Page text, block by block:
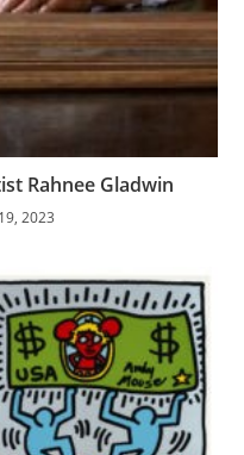
Rahnee Gladwin
2023